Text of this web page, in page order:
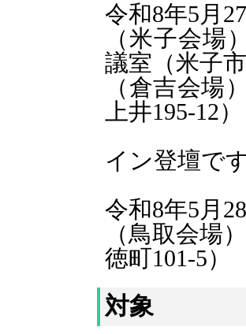
令和8年5月
（米子会
議室（米子
（倉吉会
上井195-12）
※エキ
イン登壇です
令和8年5月
（鳥取会場
徳町101-5）
対象